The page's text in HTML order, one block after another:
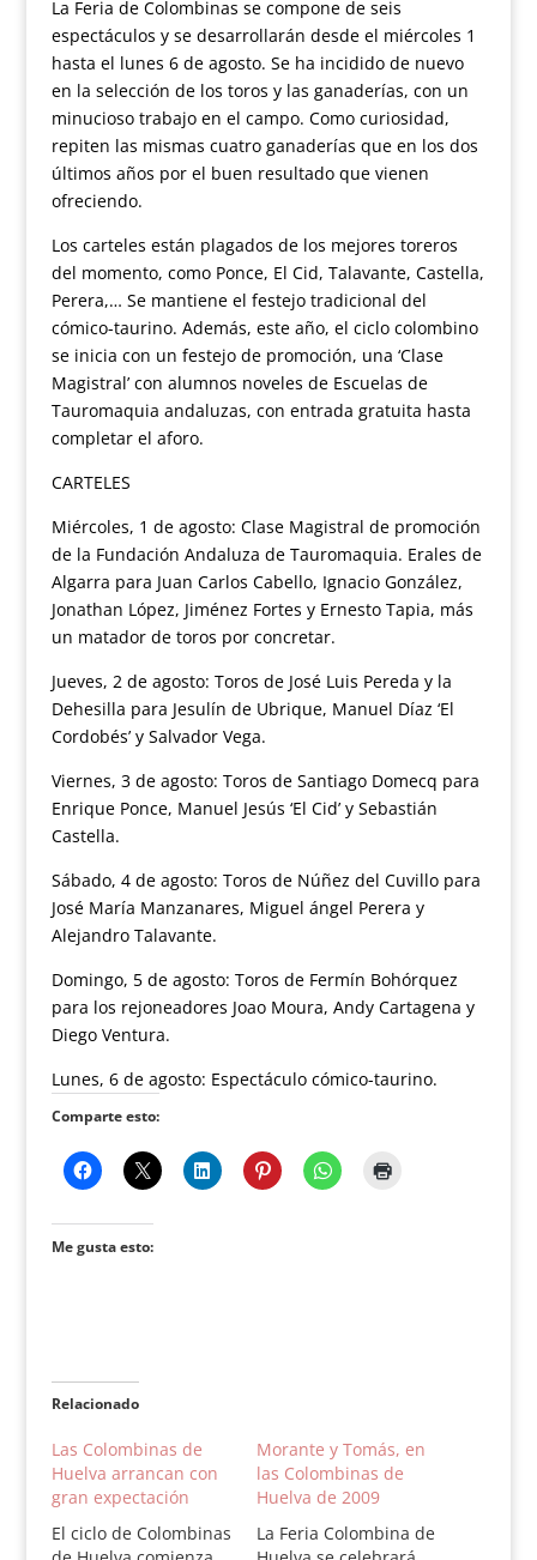
La Feria de Colombinas se compone de seis
espectáculos y se desarrollarán desde el miércoles 1
hasta el lunes 6 de agosto. Se ha incidido de nuevo
en la selección de los toros y las ganaderías, con un
minucioso trabajo en el campo. Como curiosidad,
repiten las mismas cuatro ganaderías que en los dos
últimos años por el buen resultado que vienen
ofreciendo.
Los carteles están plagados de los mejores toreros
del momento, como Ponce, El Cid, Talavante, Castella,
Perera,… Se mantiene el festejo tradicional del
cómico-taurino. Además, este año, el ciclo colombino
se inicia con un festejo de promoción, una ‘Clase
Magistral’ con alumnos noveles de Escuelas de
Tauromaquia andaluzas, con entrada gratuita hasta
completar el aforo.
CARTELES
Miércoles, 1 de agosto: Clase Magistral de promoción
de la Fundación Andaluza de Tauromaquia. Erales de
Algarra para Juan Carlos Cabello, Ignacio González,
Jonathan López, Jiménez Fortes y Ernesto Tapia, más
un matador de toros por concretar.
Jueves, 2 de agosto: Toros de José Luis Pereda y la
Dehesilla para Jesulín de Ubrique, Manuel Díaz ‘El
Cordobés’ y Salvador Vega.
Viernes, 3 de agosto: Toros de Santiago Domecq para
Enrique Ponce, Manuel Jesús ‘El Cid’ y Sebastián
Castella.
Sábado, 4 de agosto: Toros de Núñez del Cuvillo para
José María Manzanares, Miguel ángel Perera y
Alejandro Talavante.
Domingo, 5 de agosto: Toros de Fermín Bohórquez
para los rejoneadores Joao Moura, Andy Cartagena y
Diego Ventura.
Lunes, 6 de agosto: Espectáculo cómico-taurino.
Comparte esto:
Me gusta esto:
Relacionado
Las Colombinas de
Huelva arrancan con
gran expectación
El ciclo de Colombinas
Morante y Tomás, en
las Colombinas de
Huelva de 2009
La Feria Colombina de